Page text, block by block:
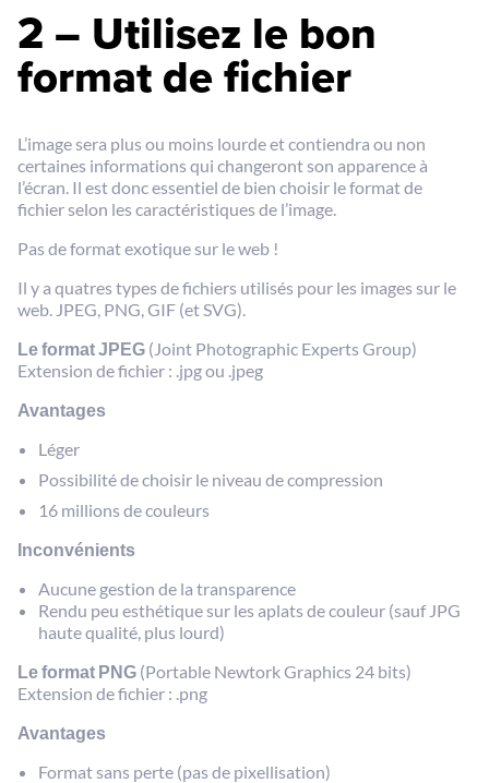
2 – Utilisez le bon
format de fichier
L’image sera plus ou moins lourde et contiendra ou non
certaines informations qui changeront son apparence à
l’écran. Il est donc essentiel de bien choisir le format de
fichier selon les caractéristiques de l’image.
Pas de format exotique sur le web !
Il y a quatres types de fichiers utilisés pour les images sur le
web. JPEG, PNG, GIF (et SVG).
Le format JPEG (Joint Photographic Experts Group)
Extension de fichier : .jpg ou .jpeg
Avantages
Léger
Possibilité de choisir le niveau de compression
16 millions de couleurs
Inconvénients
Aucune gestion de la transparence
Rendu peu esthétique sur les aplats de couleur (sauf JPG
haute qualité, plus lourd)
Le format PNG (Portable Newtork Graphics 24 bits)
Extension de fichier : .png
Avantages
Format sans perte (pas de pixellisation)